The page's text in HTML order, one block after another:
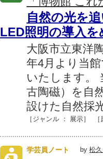
自然の光を
LED照明の導入
大阪市立東洋
年4月より当
いたします。
古陶磁）を自
設けた自然採
［ジャンル ： 展示］
学芸員ノート by 松